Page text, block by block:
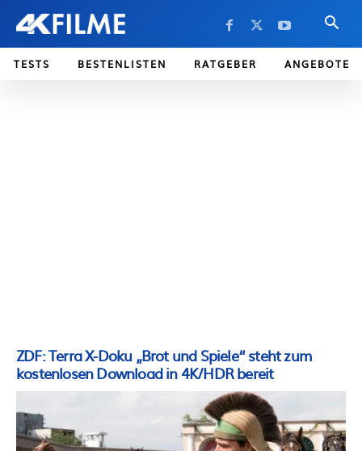
TESTS BESTENLISTEN RATGEBER ANGEBOTE
ZDF: Terra X-Doku „Brot und Spiele“ steht zum
kostenlosen Download in 4K/HDR bereit